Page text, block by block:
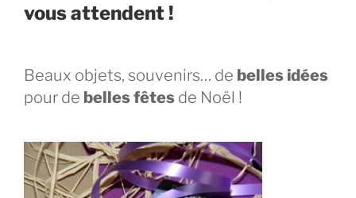
vous attendent !
Beaux objets, souvenirs… de belles idées
pour de belles fêtes de Noël !